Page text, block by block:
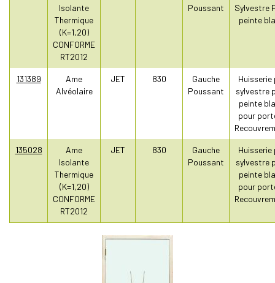
Isolante
Thermique
(K=1,20)
CONFORME
RT2012
Poussant
Sylvestre
peinte
131389
Ame
Alvéolaire
JET 830
Gauche
Poussant
Huisserie
sylvestre
peinte
pour
135028
Ame
Isolante
Thermique
(K=1,20)
CONFORME
RT2012
JET 830
Gauche
Poussant
Huisserie
sylvestre
peinte
pour